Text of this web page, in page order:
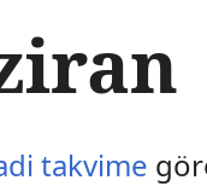
takvime